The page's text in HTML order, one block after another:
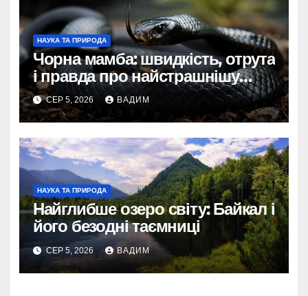
НАУКА ТА ПРИРОДА
Чорна мамба: швидкість, отрута
і правда про найстрашнішу
змію Африки
СЕР 5, 2026 ВАДИМ
НАУКА ТА ПРИРОДА
Найглибше озеро світу: Байкал і
його безодні таємниці
СЕР 5, 2026 ВАДИМ